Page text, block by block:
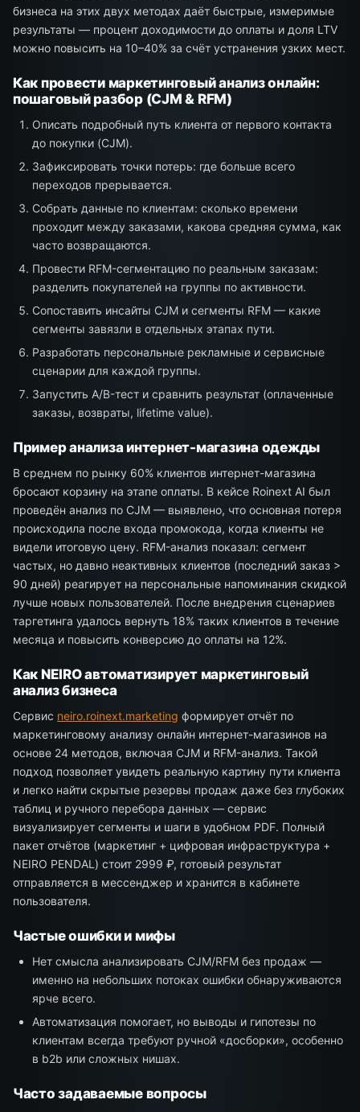
бизнеса на этих двух методах даёт быстрые, измеримые
результаты — процент доходимости до оплаты и доля LTV
можно повысить на 10–40% за счёт устранения узких мест.
Как провести маркетинговый анализ онлайн:
пошаговый разбор (CJM & RFM)
Описать подробный путь клиента от первого контакта
до покупки (CJM).
Зафиксировать точки потерь: где больше всего
переходов прерывается.
Собрать данные по клиентам: сколько времени
проходит между заказами, какова средняя сумма, как
часто возвращаются.
Провести RFM-сегментацию по реальным заказам:
разделить покупателей на группы по активности.
Сопоставить инсайты CJM и сегменты RFM — какие
сегменты завязли в отдельных этапах пути.
Разработать персональные рекламные и сервисные
сценарии для каждой группы.
Запустить A/B-тест и сравнить результат (оплаченные
заказы, возвраты, lifetime value).
Пример анализа интернет-магазина одежды
В среднем по рынку 60% клиентов интернет-магазина
бросают корзину на этапе оплаты. В кейсе Roinext AI был
проведён анализ по CJM — выявлено, что основная потеря
происходила после входа промокода, когда клиенты не
видели итоговую цену. RFM-анализ показал: сегмент
частых, но давно неактивных клиентов (последний заказ >
90 дней) реагирует на персональные напоминания скидкой
лучше новых пользователей. После внедрения сценариев
таргетинга удалось вернуть 18% таких клиентов в течение
месяца и повысить конверсию до оплаты на 12%.
Как NEIRO автоматизирует маркетинговый
анализ бизнеса
Сервис neiro.roinext.marketing формирует отчёт по
маркетинговому анализу онлайн интернет-магазинов на
основе 24 методов, включая CJM и RFM-анализ. Такой
подход позволяет увидеть реальную картину пути клиента
и легко найти скрытые резервы продаж даже без глубоких
таблиц и ручного перебора данных — сервис
визуализирует сегменты и шаги в удобном PDF. Полный
пакет отчётов (маркетинг + цифровая инфраструктура +
NEIRO PENDAL) стоит 2999 ₽, готовый результат
отправляется в мессенджер и хранится в кабинете
пользователя.
Частые ошибки и мифы
Нет смысла анализировать CJM/RFM без продаж —
именно на небольших потоках ошибки обнаруживаются
ярче всего.
Автоматизация помогает, но выводы и гипотезы по
клиентам всегда требуют ручной «досборки», особенно
в b2b или сложных нишах.
Часто задаваемые вопросы